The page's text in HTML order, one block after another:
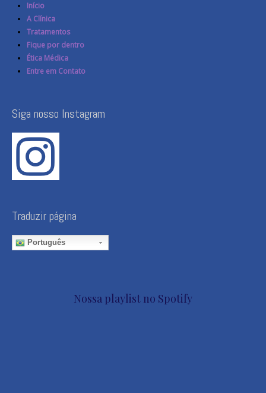
Início
A Clínica
Tratamentos
Fique por dentro
Ética Médica
Entre em Contato
Siga nosso Instagram
Traduzir página
Português
Nossa playlist no Spotify